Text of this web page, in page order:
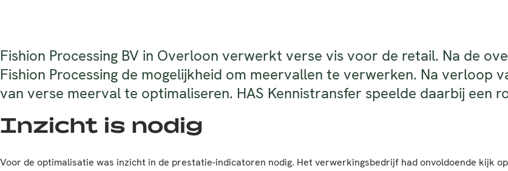
Fishion Processing BV in Overloon verwerkt verse vis voor de retail. Na de
Fishion Processing de mogelijkheid om meervallen te verwerken. Na
van verse meerval te optimaliseren. HAS Kennistransfer speelde daarbij een
Inzicht is nodig
Voor de optimalisatie was inzicht in de prestatie-indicatoren nodig. Het verwerkingsbedrijf had onvoldoende kijk